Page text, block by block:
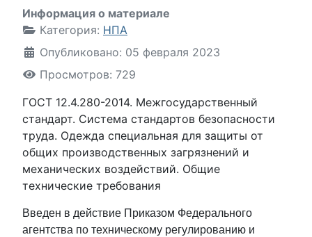
Информация о материале
Категория: НПА
Опубликовано: 05 февраля 2023
Просмотров: 729
ГОСТ 12.4.280-2014. Межгосударственный
стандарт. Система стандартов безопасности
труда. Одежда специальная для защиты от
общих производственных загрязнений и
механических воздействий. Общие
технические требования
Введен в действие Приказом Федерального
агентства по техническому регулированию и